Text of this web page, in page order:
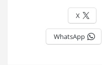
X
WhatsApp